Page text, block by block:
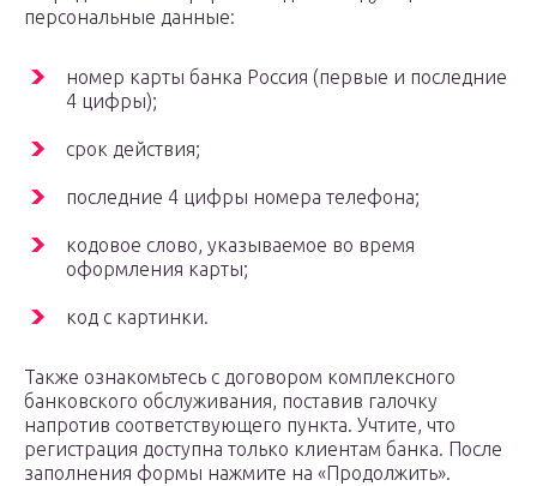
персональные данные:
номер карты банка Россия (первые и последние
4 цифры);
срок действия;
последние 4 цифры номера телефона;
кодовое слово, указываемое во время
оформления карты;
код с картинки.
Также ознакомьтесь с договором комплексного
банковского обслуживания, поставив галочку
напротив соответствующего пункта. Учтите, что
регистрация доступна только клиентам банка. После
заполнения формы нажмите на «Продолжить».